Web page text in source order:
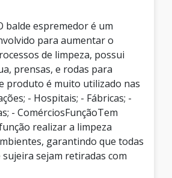
balde espremedor é um
para aumentar o
de limpeza, possui
prensas, e rodas para
produto é muito utilizado nas
- Hospitais; - Fábricas; -
- ComérciosFunçãoTem
realizar a limpeza
garantindo que todas
sejam retiradas com